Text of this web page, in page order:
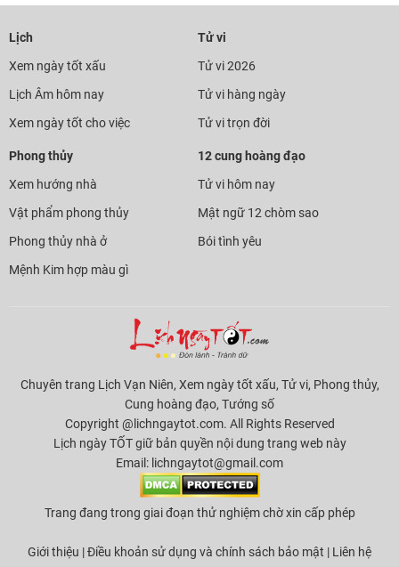
Lịch
Xem ngày tốt xấu
Lịch Âm hôm nay
Xem ngày tốt cho việc
Tử vi
Tử vi 2026
Tử vi hàng ngày
Tử vi trọn đời
Phong thủy
Xem hướng nhà
Vật phẩm phong thủy
Phong thủy nhà ở
Mệnh Kim hợp màu gì
12 cung hoàng đạo
Tử vi hôm nay
Mật ngữ 12 chòm sao
Bói tình yêu
Chuyên trang Lịch Vạn Niên, Xem ngày tốt xấu, Tử vi, Phong thủy,
Cung hoàng đạo, Tướng số
Copyright @lichngaytot.com. All Rights Reserved
Lịch ngày TỐT giữ bản quyền nội dung trang web này
Email: lichngaytot@gmail.com
Trang đang trong giai đoạn thử nghiệm chờ xin cấp phép
Giới thiệu |Điều khoản sử dụng và chính sách bảo mật | Liên hệ